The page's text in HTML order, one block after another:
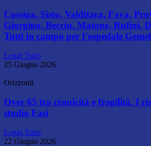
Cossiga, Sisto, Valditara, Fava,
Giorgino, Becciu, Matone, Rufini,
Tutti in campo per l’ospedale
Leggi Tutto
25 Giugno 2026
Orizzonti
Over 65 tra cronicità e fragilità. I
studio Fasi
Leggi Tutto
22 Giugno 2026